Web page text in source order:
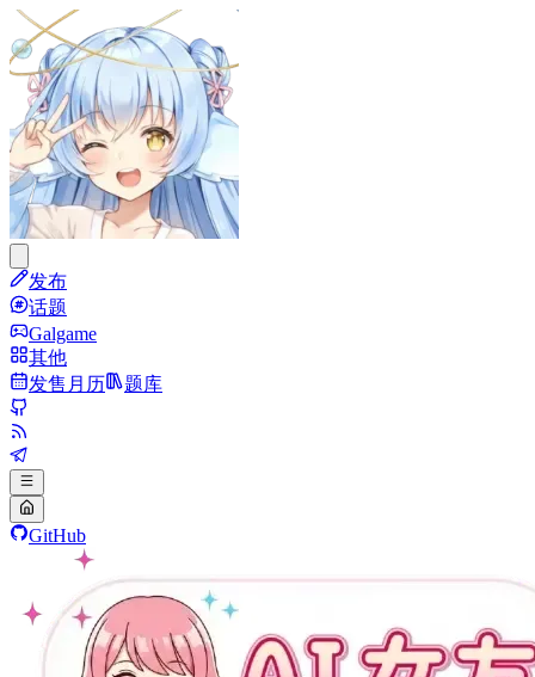
发布
话题
Galgame
其他
发售月历
题库
GitHub